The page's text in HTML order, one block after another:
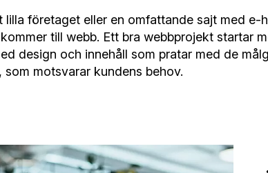
lilla företaget eller en omfattande sajt med e-
till webb. Ett bra webbprojekt startar
design och innehåll som pratar med de
motsvarar kundens behov.